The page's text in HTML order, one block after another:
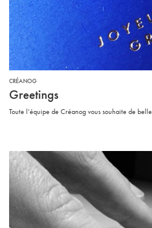
CRÉANOG
Greetings
Toute l’équipe de Créanog vous souhaite de